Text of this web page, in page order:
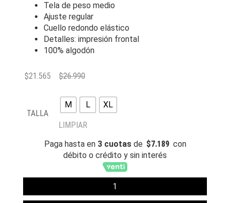
Tela de peso medio
Ajuste regular
Cuello redondo elástico
Detalles: impresión frontal
100% algodón
$26.990
$21.565
TALLA
M L XL
LIMPIAR
Paga hasta en 3 cuotasde $7.189 con
débito o crédito y sin interés
POLERA